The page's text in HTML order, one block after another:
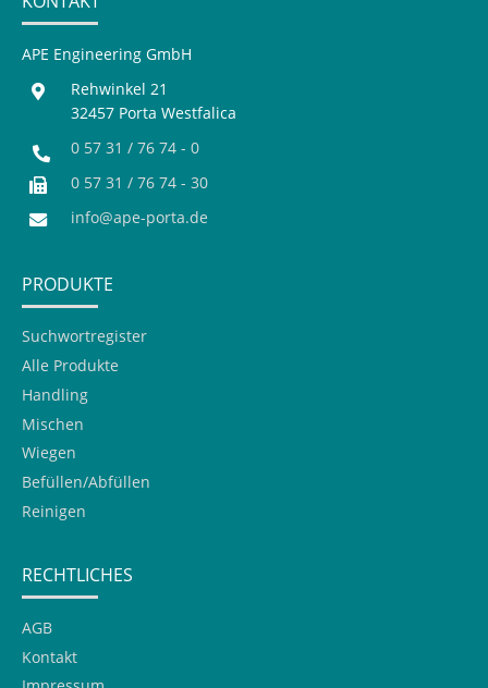
APE Engineering GmbH
Rehwinkel 21
32457 Porta Westfalica
0 57 31 / 76 74 - 0
0 57 31 / 76 74 - 30
info@ape-porta.de
PRODUKTE
Suchwortregister
Alle Produkte
Handling
Mischen
Wiegen
Befüllen/Abfüllen
Reinigen
RECHTLICHES
AGB
Kontakt